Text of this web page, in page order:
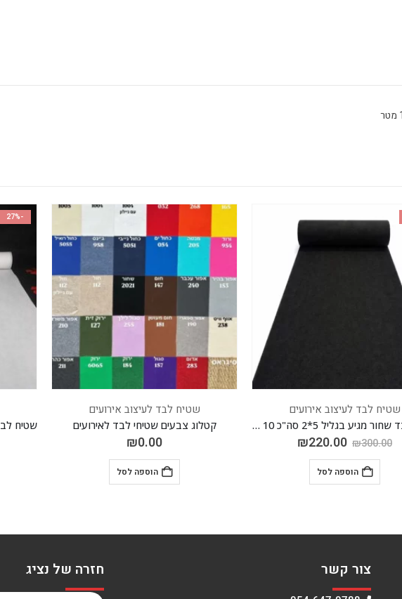
שטיח לבד לעיצוב אירועים
שטיח לבד שחור מגיע בגליל 5*2 סה"כ 10 מטר
₪300.00
₪220.00
הוספה לסל
שטיח לבד לעיצוב אירועים
קטלוג צבעים שטיחי לבד לאירועים
₪0.00
הוספה לסל
-27%
צור קשר חזרה של נציג